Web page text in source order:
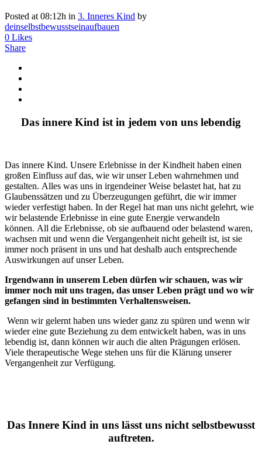
Posted at 08:12h in 3. Inneres Kind by
deinselbstbewusstseinaufbauen
0 Likes
Share
Das innere Kind ist in jedem von uns lebendig
Das innere Kind. Unsere Erlebnisse in der Kindheit haben einen
großen Einfluss auf das, wie wir unser Leben wahrnehmen und
gestalten. Alles was uns in irgendeiner Weise belastet hat, hat zu
Glaubenssätzen und zu Überzeugungen geführt, die wir immer
wieder verfestigt haben. In der Regel hat man uns nicht gelehrt, wie
wir belastende Erlebnisse in eine gute Energie verwandeln
können. All die Erlebnisse, ob sie aufbauend oder belastend waren,
wachsen mit und wenn die Vergangenheit nicht geheilt ist, ist sie
immer noch präsent in uns und hat deshalb auch entsprechende
Auswirkungen auf unser Leben.
Irgendwann in unserem Leben dürfen wir schauen, was wir
immer noch mit uns tragen, das unser Leben prägt und wo wir
gefangen sind in bestimmten Verhaltensweisen.
Wenn wir gelernt haben uns wieder ganz zu spüren und wenn wir
wieder eine gute Beziehung zu dem entwickelt haben, was in uns
lebendig ist, dann können wir auch die alten Prägungen erlösen.
Viele therapeutische Wege stehen uns für die Klärung unserer
Vergangenheit zur Verfügung.
Das Innere Kind in uns lässt uns nicht selbstbewusst
auftreten.